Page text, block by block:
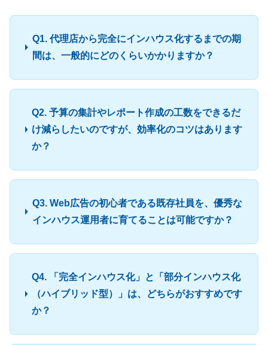
Q1. 代理店から完全にインハウス化するまでの期
間は、一般的にどのくらいかかりますか？
Q2. 予算の集計やレポート作成の工数をできるだ
け減らしたいのですが、効率化のコツはあります
か？
Q3. Web広告の初心者である既存社員を、優秀な
インハウス運用者に育てることは可能ですか？
Q4. 「完全インハウス化」と「部分インハウス化
（ハイブリッド型）」は、どちらがおすすめです
か？